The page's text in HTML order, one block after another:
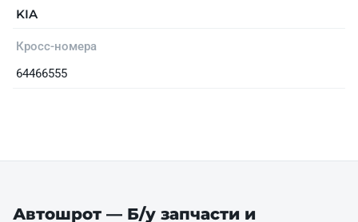
KIA
Кросс-номера
64466555
Автошрот — Б/у запчасти и